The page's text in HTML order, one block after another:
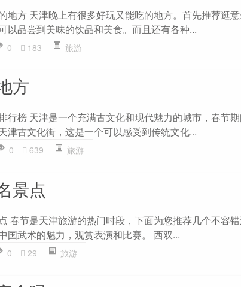
地方 天津晚上有很多好玩又能吃的地方。首先推荐逛
以品尝到美味的饮品和美食。而且还有各种...
0 183 旅游
方
行榜 天津是一个充满古文化和现代魅力的城市，春节
津古文化街，这是一个可以感受到传统文化...
0 639 旅游
景点
春节是天津旅游的热门时段，下面为您推荐几个不容
国武术的魅力，观赏表演和比赛。 西双...
0 29 旅游